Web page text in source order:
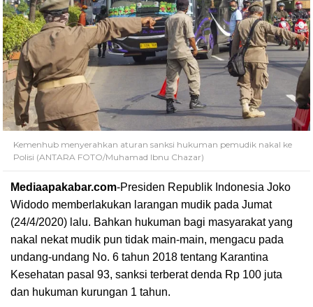
Kemenhub menyerahkan aturan sanksi hukuman pemudik nakal ke
Polisi (ANTARA FOTO/Muhamad Ibnu Chazar)
Mediaapakabar.com-Presiden Republik Indonesia Joko
Widodo memberlakukan larangan mudik pada Jumat
(24/4/2020) lalu. Bahkan hukuman bagi masyarakat yang
nakal nekat mudik pun tidak main-main, mengacu pada
undang-undang No. 6 tahun 2018 tentang Karantina
Kesehatan pasal 93, sanksi terberat denda Rp 100 juta
dan hukuman kurungan 1 tahun.